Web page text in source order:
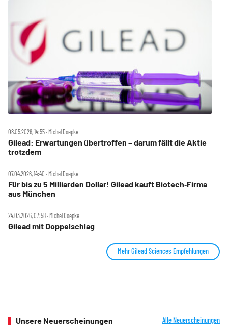
08.05.2026, 14:55 ‧ Michel Doepke
Gilead: Erwartungen übertroffen – darum fällt die Aktie
trotzdem
07.04.2026, 14:40 ‧ Michel Doepke
Für bis zu 5 Milliarden Dollar! Gilead kauft Biotech‑Firma
aus München
24.03.2026, 07:58 ‧ Michel Doepke
Gilead mit Doppelschlag
Mehr Gilead Sciences Empfehlungen
Unsere Neuerscheinungen Alle Neuerscheinungen